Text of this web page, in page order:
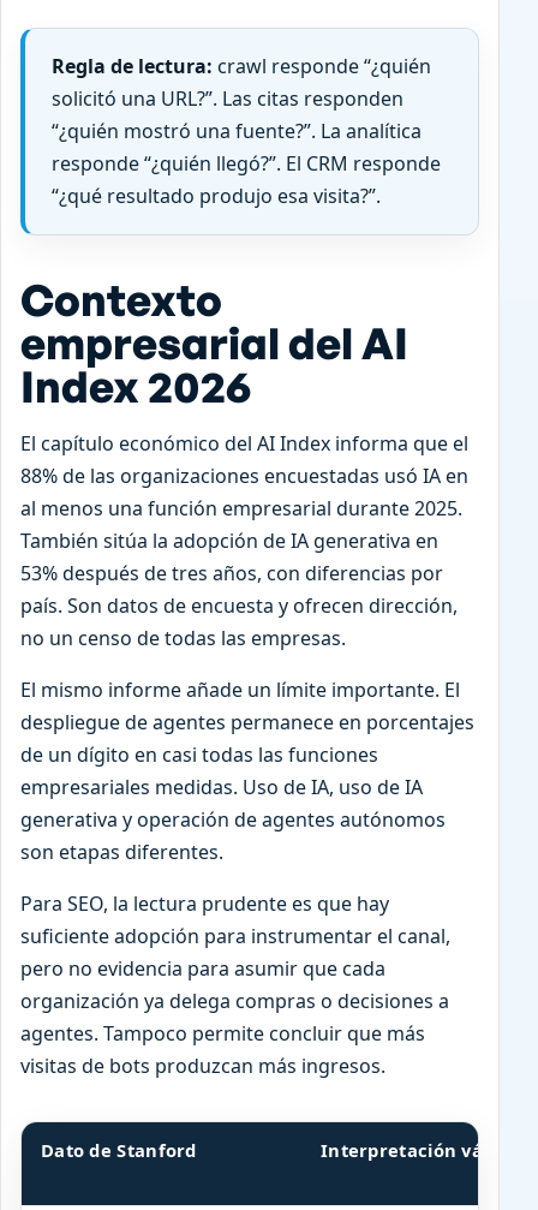
Regla de lectura: crawl responde “¿quién
solicitó una URL?”. Las citas responden
“¿quién mostró una fuente?”. La analítica
responde “¿quién llegó?”. El CRM responde
“¿qué resultado produjo esa visita?”.
Contexto
empresarial del AI
Index 2026
El capítulo económico del AI Index informa que el
88% de las organizaciones encuestadas usó IA en
al menos una función empresarial durante 2025.
También sitúa la adopción de IA generativa en
53% después de tres años, con diferencias por
país. Son datos de encuesta y ofrecen dirección,
no un censo de todas las empresas.
El mismo informe añade un límite importante. El
despliegue de agentes permanece en porcentajes
de un dígito en casi todas las funciones
empresariales medidas. Uso de IA, uso de IA
generativa y operación de agentes autónomos
son etapas diferentes.
Para SEO, la lectura prudente es que hay
suficiente adopción para instrumentar el canal,
pero no evidencia para asumir que cada
organización ya delega compras o decisiones a
agentes. Tampoco permite concluir que más
visitas de bots produzcan más ingresos.
Dato de Stanford Interpretación válida